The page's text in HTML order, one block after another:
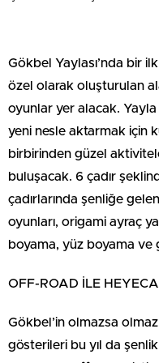
Gökbel Yaylası’nda bir
özel olarak oluşturulan
oyunlar yer alacak.
yeni nesle aktarmak için
birbirinden güzel
buluşacak. 6 çadır
çadırlarında şenliğe
oyunları, origami ayraç
boyama, yüz boyama ve
OFF-ROAD İLE
Gökbel’in olmazsa
gösterileri bu yıl da